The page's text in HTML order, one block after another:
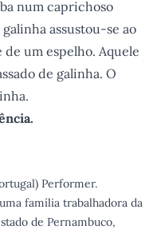
num caprichoso
assustou-se ao
um espelho. Aquele
de galinha. O
Performer.
família trabalhadora da
de Pernambuco,